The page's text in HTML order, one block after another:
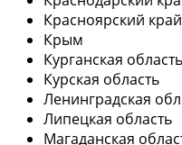
Красноярский край
Крым
Курганская область
Курская область
Ленинградская
Липецкая область
Магаданская